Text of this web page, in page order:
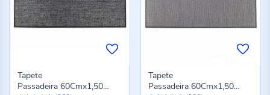
Tapete
Passadeira 60Cmx1,50
Tapete
Passadeira 60Cmx1,50